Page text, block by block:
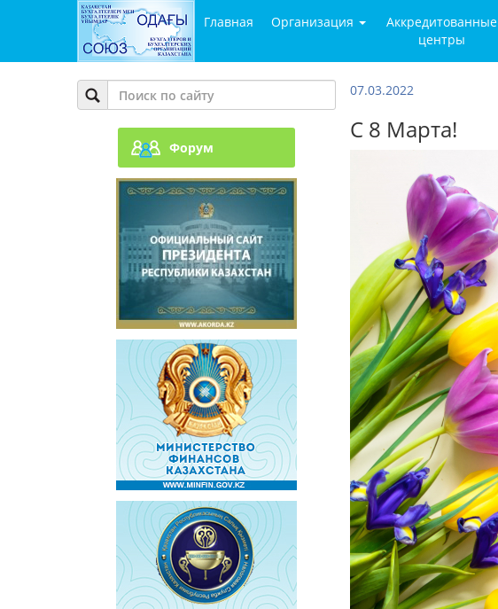
Главная Организация
Аккредитованные
центры
Форум
07.03.2022
С 8 Марта!